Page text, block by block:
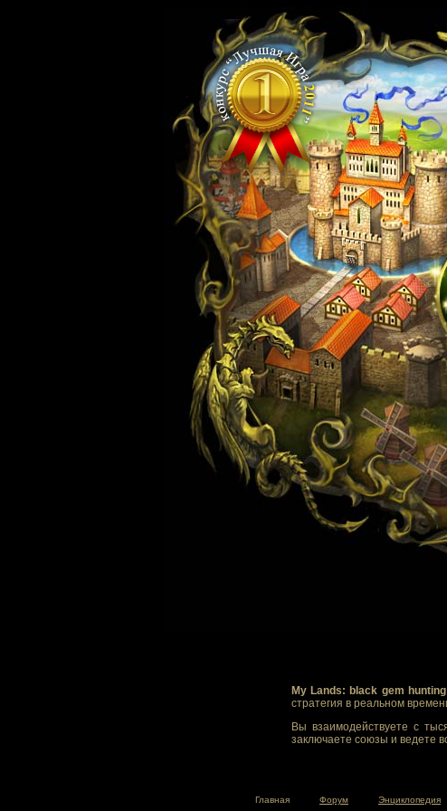
My Lands: black gem hunting
стратегия в реальном
Вы взаимодействуете с
заключаете союзы и ведете
Главная Форум Энциклопедия